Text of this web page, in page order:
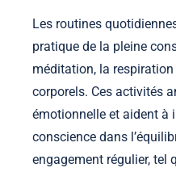
Les routines
pratique de la pleine
méditation, la
corporels. Ces activités
émotionnelle et aident à
conscience dans
engagement régulier, tel